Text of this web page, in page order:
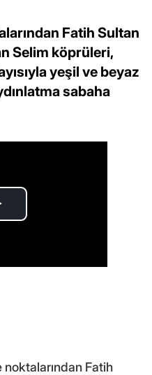
Fatih Sultan
Selim köprüleri,
yeşil ve beyaz
sabaha
Fatih